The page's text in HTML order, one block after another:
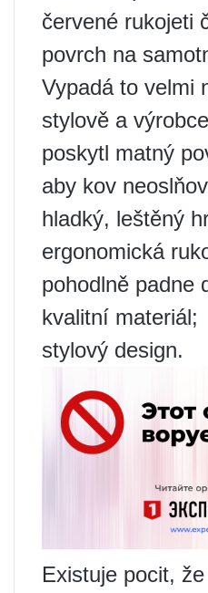
červené rukojeti
povrch na
Vypadá to velmi
stylově a
poskytl matný
aby kov
hladký, leštěný
ergonomická
pohodlně padne
kvalitní materiál;
stylový design.
Existuje pocit,